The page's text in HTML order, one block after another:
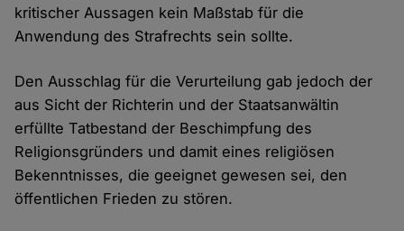
kritischer Aussagen kein Maßstab für die
Anwendung des Strafrechts sein sollte.
Den Ausschlag für die Verurteilung gab jedoch der
aus Sicht der Richterin und der Staatsanwältin
erfüllte Tatbestand der Beschimpfung des
Religionsgründers und damit eines religiösen
Bekenntnisses, die geeignet gewesen sei, den
öffentlichen Frieden zu stören.